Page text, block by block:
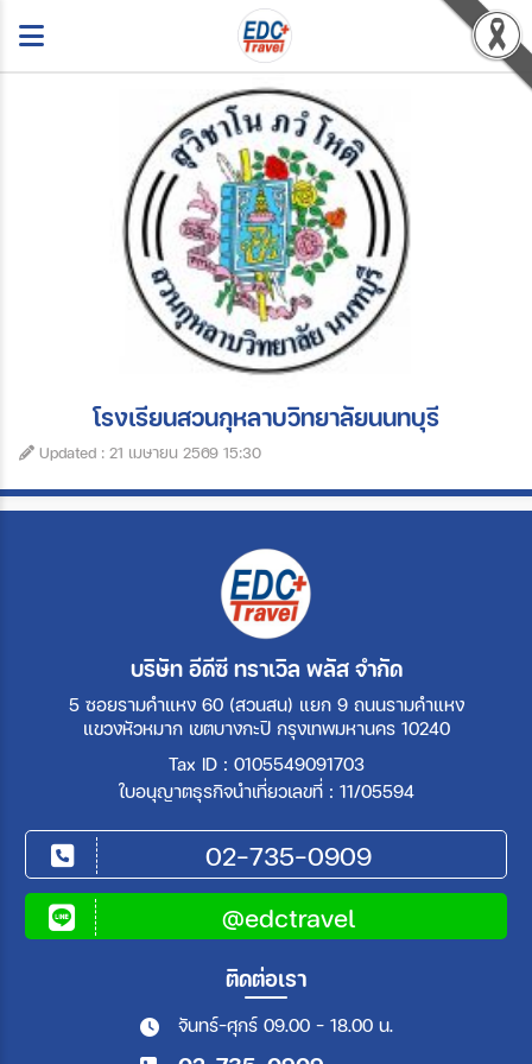
โรงเรียนสวนกุหลาบวิทยาลัยนนทบุรี
Updated : 21 เมษายน 2569 15:30
บริษัท อีดีซี ทราเวิล พลัส จำกัด
5 ซอยรามคำแหง 60 (สวนสน) แยก 9 ถนนรามคำแหง
แขวงหัวหมาก เขตบางกะปิ กรุงเทพมหานคร 10240
Tax ID : 0105549091703
ใบอนุญาตธุรกิจนำเที่ยวเลขที่ : 11/05594
02-735-0909
@edctravel
ติดต่อเรา
จันทร์-ศุกร์ 09.00 - 18.00 น.